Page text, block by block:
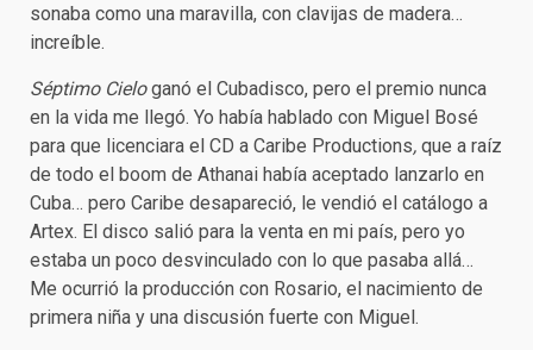
sonaba como una maravilla, con clavijas de madera…
increíble.
Séptimo Cieloganó el Cubadisco, pero el premio nunca
en la vida me llegó. Yo había hablado con Miguel Bosé
para que licenciara el CD a Caribe Productions, que a raíz
de todo el boom de Athanai había aceptado lanzarlo en
Cuba… pero Caribe desapareció, le vendió el catálogo a
Artex. El disco salió para la venta en mi país, pero yo
estaba un poco desvinculado con lo que pasaba allá…
Me ocurrió la producción con Rosario, el nacimiento de
primera niña y una discusión fuerte con Miguel.